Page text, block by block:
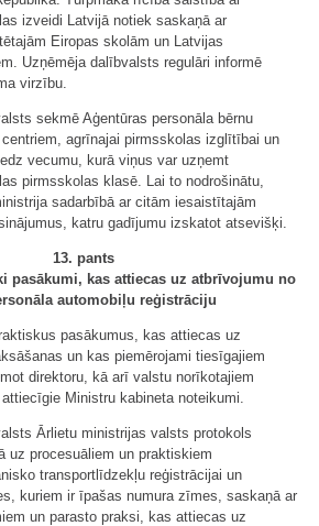
izveidi Latvijā notiek saskaņā ar
Eiropas skolām un Latvijas
Uzņēmēja dalībvalsts regulāri informē
virzību.
sekmē Aģentūras personāla bērnu
agrīnajai pirmsskolas izglītībai un
vecumu, kurā viņus var uzņemt
pirmsskolas klasē. Lai to nodrošinātu,
sadarbībā ar citām iesaistītajām
katru gadījumu izskatot atsevišķi.
13. pants
pasākumi, kas attiecas uz atbrīvojumu no
automobiļu reģistrāciju
pasākumus, kas attiecas uz
un kas piemērojami tiesīgajiem
direktoru, kā arī valstu norīkotajiem
Ministru kabineta noteikumi.
Ārlietu ministrijas valsts protokols
uz procesuāliem un praktiskiem
transportlīdzekļu reģistrācijai un
kuriem ir īpašas numura zīmes, saskaņā ar
un parasto praksi, kas attiecas uz